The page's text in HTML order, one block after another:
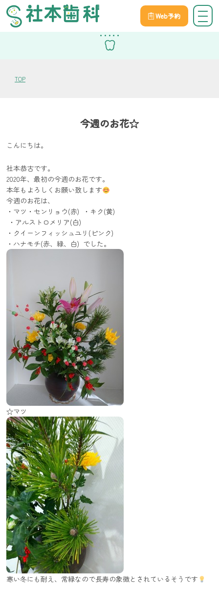
Web予約
スタッフブログ
TOP
今週のお花☆
こんにちは。
社本恭古です。
2020年、最初の今週のお花です。
本年もよろしくお願い致します
今週のお花は、
・マツ・センリョウ(赤) ・キク(黄)
・アルストロメリア(白)
・クイーンフィッシュユリ(ピンク)
・ハナモチ(赤、緑、白) でした。
☆マツ
寒い冬にも耐え、常緑なので長寿の象徴とされているそうです